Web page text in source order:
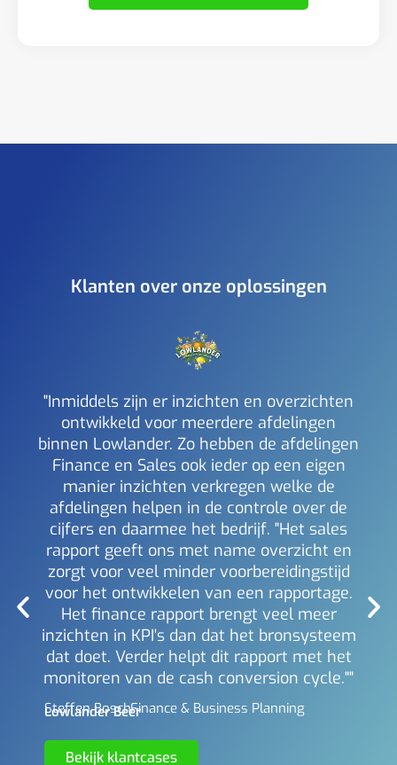
Klanten over onze oplossingen
"Inmiddels zijn er inzichten en overzichten
ontwikkeld voor meerdere afdelingen
binnen Lowlander. Zo hebben de afdelingen
Finance en Sales ook ieder op een eigen
manier inzichten verkregen welke de
afdelingen helpen in de controle over de
cijfers en daarmee het bedrijf. "Het sales
rapport geeft ons met name overzicht en
zorgt voor veel minder voorbereidingstijd
voor het ontwikkelen van een rapportage.
Het finance rapport brengt veel meer
inzichten in KPI's dan dat het bronsysteem
dat doet. Verder helpt dit rapport met het
monitoren van de cash conversion cycle.""
Steffen Bosch -Finance & Business Planning
Lowlander Beer
Bekijk klantcases